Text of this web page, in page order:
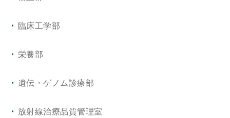
臨床工学部
栄養部
遺伝・ゲノム診療部
放射線治療品質管理室